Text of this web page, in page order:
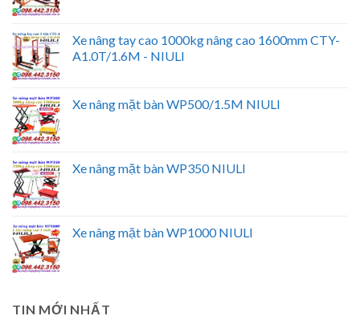
Xe nâng tay cao 1000kg nâng cao 1600mm CTY-
A1.0T/1.6M - NIULI
Xe nâng mặt bàn WP500/1.5M NIULI
Xe nâng mặt bàn WP350 NIULI
Xe nâng mặt bàn WP1000 NIULI
TIN MỚI NHẤT